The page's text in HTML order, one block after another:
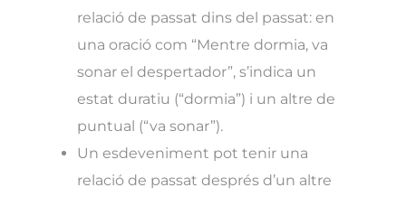
relació de passat dins del passat: en
una oració com “Mentre dormia, va
sonar el despertador”, s’indica un
estat duratiu (“dormia”) i un altre de
puntual (“va sonar”).
Un esdeveniment pot tenir una
relació de passat després d’un altre